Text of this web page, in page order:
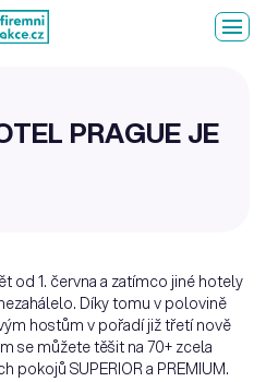
PRAGUE JE
od 1. června a zatímco jiné hotely
Díky tomu v polovině
hostům v pořadí již třetí nově
se můžete těšit na 70+ zcela
SUPERIOR a PREMIUM.